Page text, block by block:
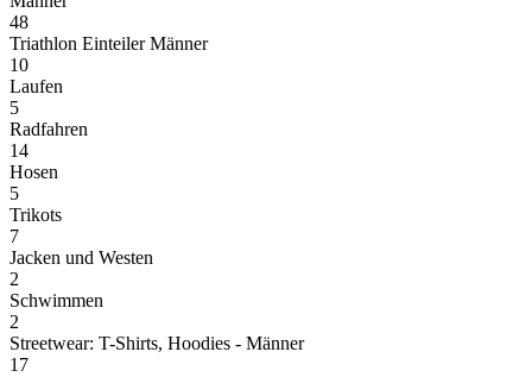
48
Triathlon Einteiler Männer
10
Laufen
5
Radfahren
14
Hosen
5
Trikots
7
Jacken und Westen
2
Schwimmen
2
Streetwear: T-Shirts, Hoodies - Männer
17